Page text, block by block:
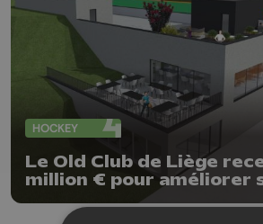
HOCKEY
Le Old Club de Liège
million € pour améliorer
installations